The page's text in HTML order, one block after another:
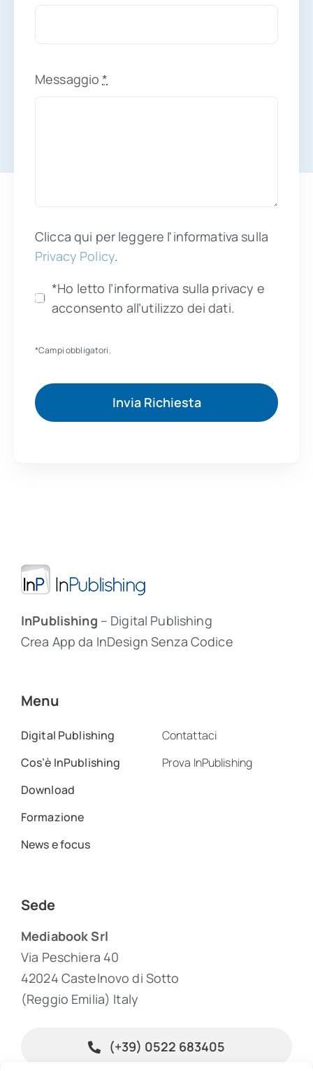
Messaggio*
Clicca qui per leggere l'informativa sulla
Privacy Policy.
*Ho letto l’informativa sulla privacy e
acconsento all’utilizzo dei dati.
*Campi obbligatori.
Invia Richiesta
InPublishing – Digital Publishing
Crea App da InDesign Senza Codice
Menu
Digital Publishing
Cos’è InPublishing
Download
Formazione
News e focus
Contattaci
Prova InPublishing
Sede
Mediabook Srl
Via Peschiera 40
42024 Castelnovo di Sotto
(Reggio Emilia) Italy
(+39) 0522 683405